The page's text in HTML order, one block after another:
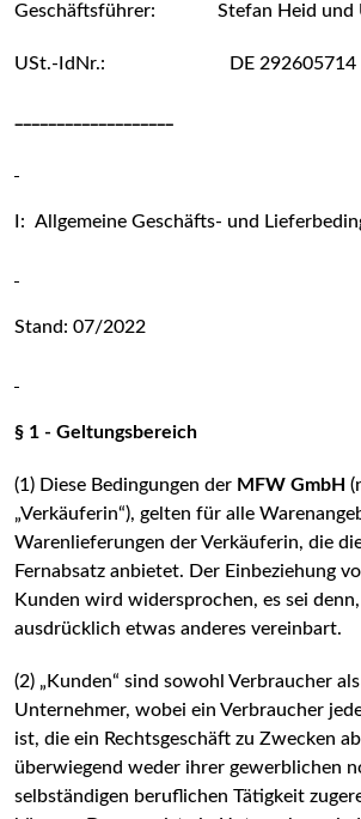
Geschäftsführer: Stefan Heid und
USt.-IdNr.: DE 292605714
I: Allgemeine Geschäfts- und
Stand: 07/2022
§ 1 - Geltungsbereich
(1) Diese Bedingungen der MFW GmbH
„Verkäuferin“), gelten für alle
Warenlieferungen der Verkäuferin, die
Fernabsatz anbietet. Der Einbeziehung
Kunden wird widersprochen, es sei
ausdrücklich etwas anderes vereinbart.
(2) „Kunden“ sind sowohl Verbraucher
Unternehmer, wobei ein Verbraucher
ist, die ein Rechtsgeschäft zu Zwecken
überwiegend weder ihrer gewerblichen
selbständigen beruflichen Tätigkeit